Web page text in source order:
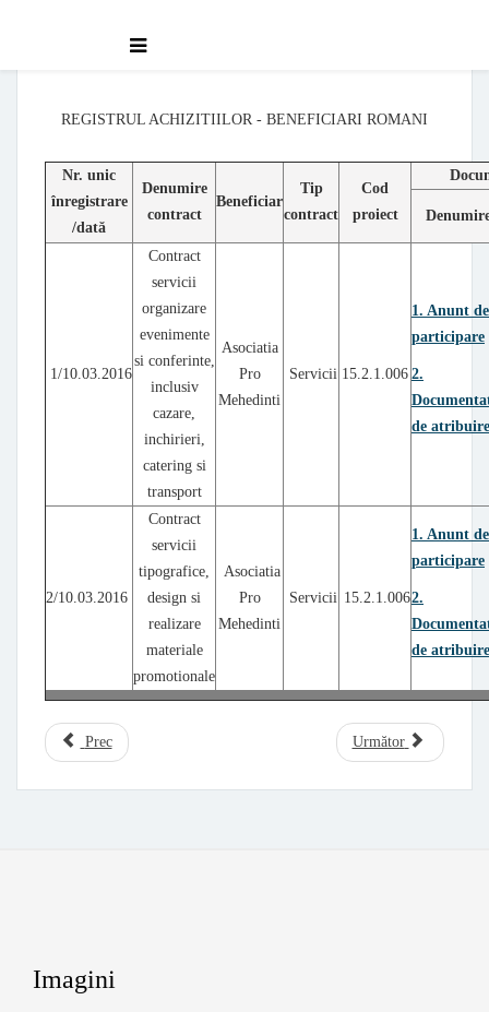
REGISTRUL ACHIZITIILOR - BENEFICIARI ROMANI
Nr. unic
înregistrare
/dată
Denumire
contract
Beneficiar
Tip
contract
Cod
proiect
1/10.03.2016
Contract
servicii
organizare
evenimente
si conferinte,
inclusiv
cazare,
inchirieri,
catering si
transport
Asociatia
Pro
Mehedinti
Servicii 15.2.1.006
1. Anunt
participare
2.
de atribuire
2/10.03.2016
Contract
servicii
tipografice,
design si
realizare
materiale
promotionale
Asociatia
Pro
Mehedinti
Servicii 15.2.1.006
1. Anunt de
participare
2.
de atribuire
Prec Următor
Imagini